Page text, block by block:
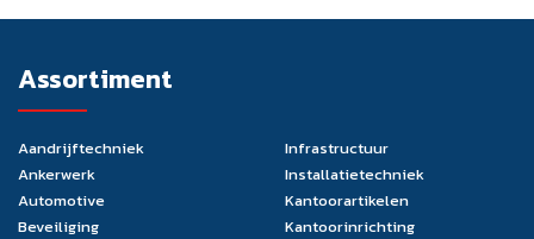
Assortiment
Aandrijftechniek
Ankerwerk
Automotive
Beveiliging
Infrastructuur
Installatietechniek
Kantoorartikelen
Kantoorinrichting